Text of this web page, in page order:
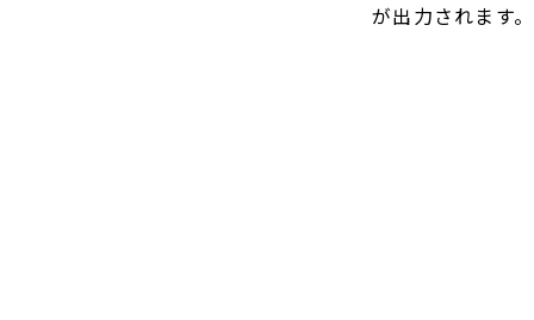
が出力されます。